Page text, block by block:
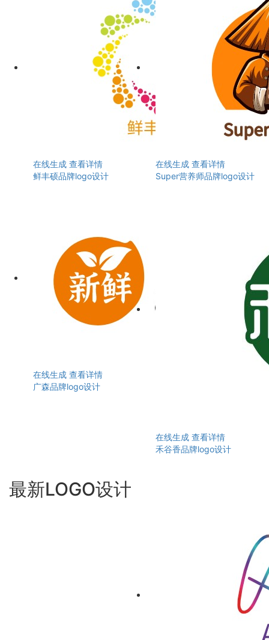
在线生成 查看详情
鲜丰硕品牌logo设计
在线生成 查看详情
Super营养师品牌logo设计
在线生成 查看详情
广森品牌logo设计
在线生成 查看详情
禾谷香品牌logo设计
最新LOGO设计